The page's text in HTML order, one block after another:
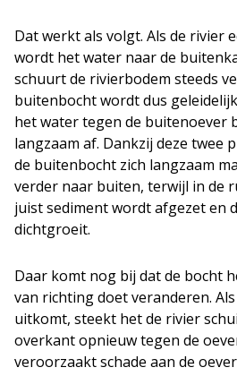
Dat werkt als volgt. Als de rivier
wordt het water naar de
schuurt de rivierbodem steeds
buitenbocht wordt dus
het water tegen de buitenoever
langzaam af. Dankzij deze twee
de buitenbocht zich langzaam
verder naar buiten, terwijl in de
juist sediment wordt afgezet en
dichtgroeit.
Daar komt nog bij dat de bocht
van richting doet veranderen.
uitkomt, steekt het de rivier
overkant opnieuw tegen de
veroorzaakt schade aan de